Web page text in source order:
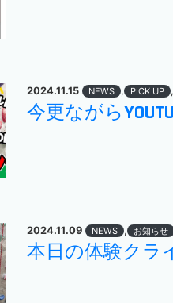
2024.11.15 NEWS , PICK UP ,
今更ながら
2024.11.09 NEWS , お知らせ
本日の体験クラ